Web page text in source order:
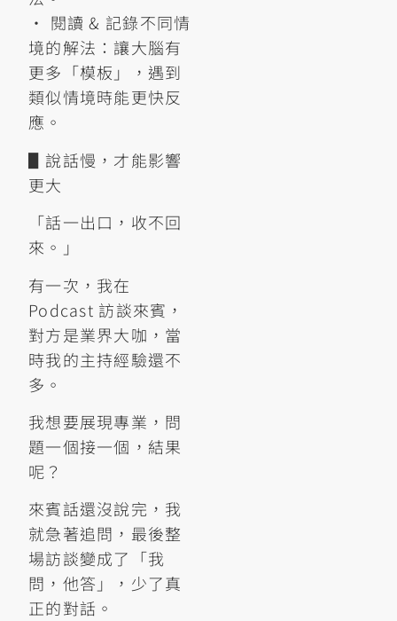
• 閱讀 & 記錄不同情
境的解法：讓大腦有
更多「模板」，遇到
類似情境時能更快反
應。
▋說話慢，才能影響
更大
「話一出口，收不回
來。」
有一次，我在
Podcast 訪談來賓，
對方是業界大咖，當
時我的主持經驗還不
多。
我想要展現專業，問
題一個接一個，結果
呢？
來賓話還沒說完，我
就急著追問，最後整
場訪談變成了「我
問，他答」，少了真
正的對話。